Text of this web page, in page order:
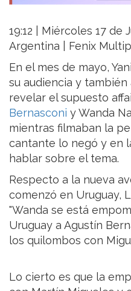
19:12 | Miércoles 17 de
Argentina | Fenix
En el mes de mayo,
su audiencia y
revelar el supuesto
Bernasconi y Wanda
mientras filmaban la
cantante lo negó y en
hablar sobre el tema.
Respecto a la nueva
comenzó en Uruguay,
"Wanda se está
Uruguay a Agustín
los quilombos con
Lo cierto es que la